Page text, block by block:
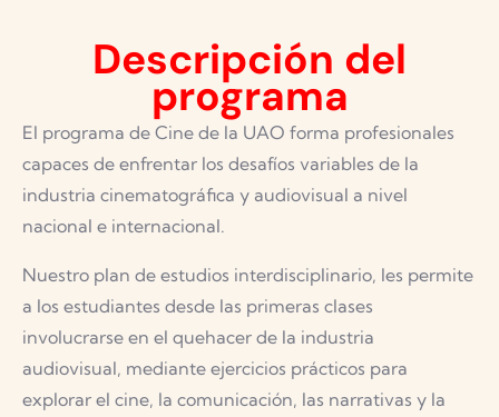
Descripción del
programa
El programa de Cine de la UAO forma profesionales
capaces de enfrentar los desafíos variables de la
industria cinematográfica y audiovisual a nivel
nacional e internacional.
Nuestro plan de estudios interdisciplinario, les permite
a los estudiantes desde las primeras clases
involucrarse en el quehacer de la industria
audiovisual, mediante ejercicios prácticos para
explorar el cine, la comunicación, las narrativas y la